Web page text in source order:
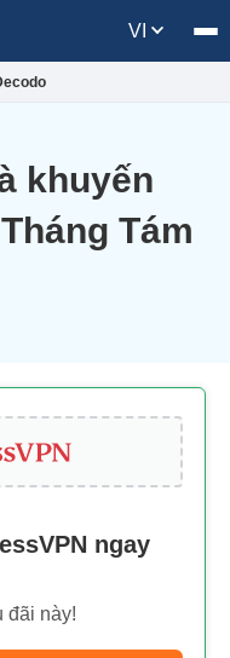
VI
khuyến
Tám
ngay
đãi này!